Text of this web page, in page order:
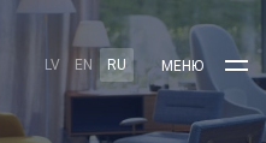
LV EN RU МЕНЮ